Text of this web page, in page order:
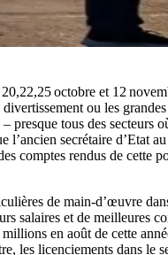
octobre et 12
ou les
tous des
secrétaire d’Etat
comptes rendus de cette
de main-d’œuvre
salaires et de meilleures
en août de cette
les licenciements dans le